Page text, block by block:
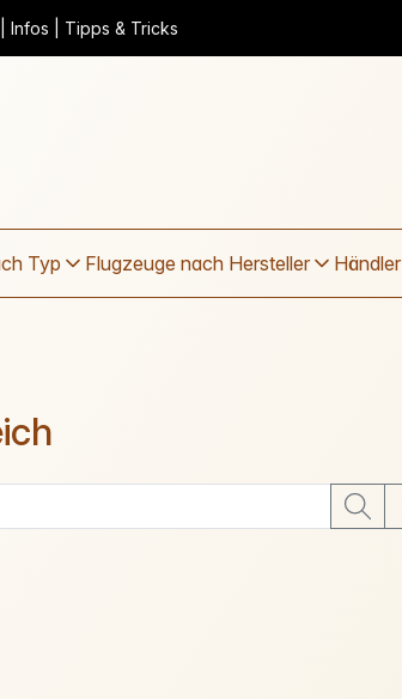
Infos | Tipps & Tricks
Typ Flugzeuge nach Hersteller Händler